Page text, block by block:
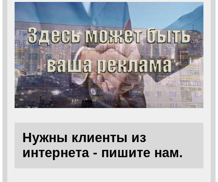
Нужны клиенты из
интернета - пишите нам.